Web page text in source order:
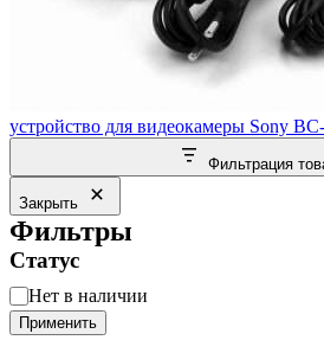
устройство для видеокамеры Sony
Фильтрация
Закрыть
Фильтры
Статус
Статус
Нет в наличии
Применить